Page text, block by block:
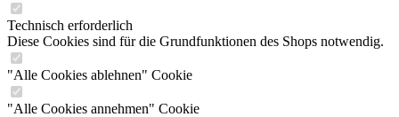
Technisch erforderlich
Diese Cookies sind für die Grundfunktionen des Shops notwendig.
"Alle Cookies ablehnen" Cookie
"Alle Cookies annehmen" Cookie